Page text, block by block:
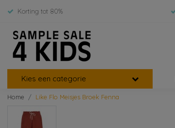
Korting tot 80%
Kies een categorie
Home Like Flo Meisjes Broek Fenna